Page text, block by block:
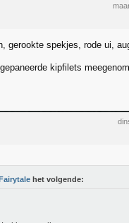
gerookte spekjes, rode ui,
kipfilets
het volgende: